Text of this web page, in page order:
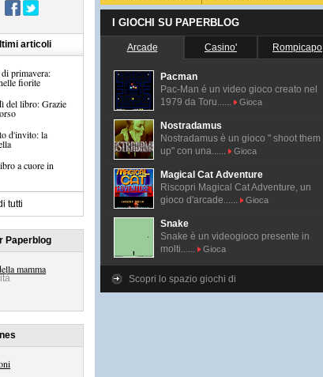
articoli
primavera:
fiorite
del libro: Grazie
d'invito: la
a cuore in
tutti
Paperblog
mamma
I GIOCHI SU PAPERBLOG
Arcade Casino' Rompicapo
Pacman
Pac-Man é un video gioco creato nel
1979 da Toru......
Gioca
Nostradamus
Nostradamus è un gioco " shoot them
up" con una......
Gioca
Magical Cat Adventure
Riscopri Magical Cat Adventure, un
gioco d'arcade......
Gioca
Snake
Snake è un videogioco presente in
molti......
Gioca
Scopri lo spazio giochi di